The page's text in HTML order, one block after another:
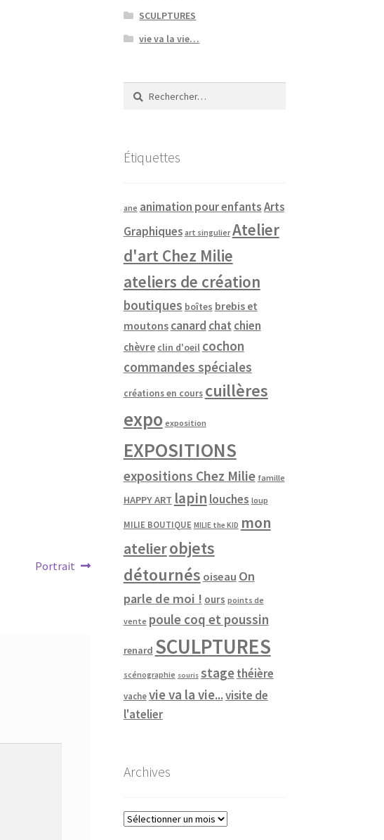
Article
Portrait
SCULPTURES
vie va la vie…
Rechercher :
Étiquettes
ane animation pour enfantsArts
Graphiques art singulier Atelier
d'art Chez Milie
ateliers de création
boutiques boîtes brebis et
moutons canard chat chien
chèvre clin d'oeil cochon
commandes spéciales
créations en cours cuillères
expo exposition
EXPOSITIONS
expositions Chez Milie famille
HAPPY ART lapin louches loup
MILIE BOUTIQUE MILIE the KID mon
atelierobjets
détournés oiseau On
parle de moi ! ours points de
vente poule coq et poussin
renard SCULPTURES
scénographie souris stagethéière
vache vie va la vie...visite de
l'atelier
Archives
Archives